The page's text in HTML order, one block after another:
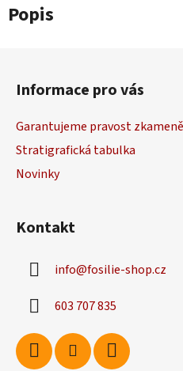
Popis
Informace pro vás
Garantujeme pravost
Stratigrafická tabulka
Novinky
Kontakt
info@fosilie-shop.cz
603 707 835